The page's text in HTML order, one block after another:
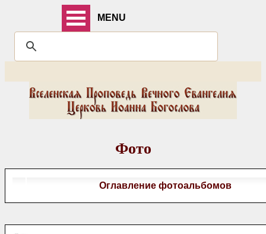
MENU
Фото
Оглавление фотоальбомов